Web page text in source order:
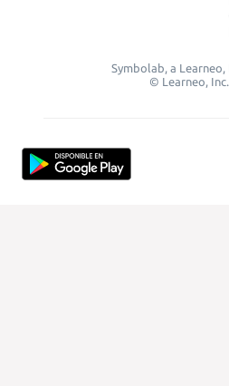
Symbolab, a Learneo,
© Learneo,